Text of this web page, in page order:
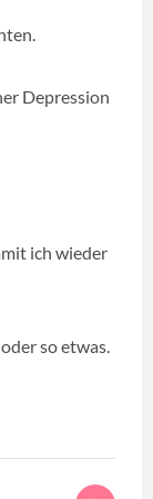
Depression
ich wieder
so etwas.